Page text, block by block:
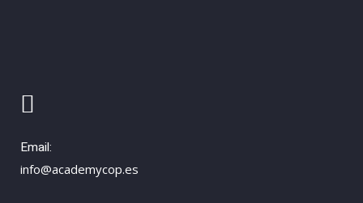
Email:
info@academycop.es